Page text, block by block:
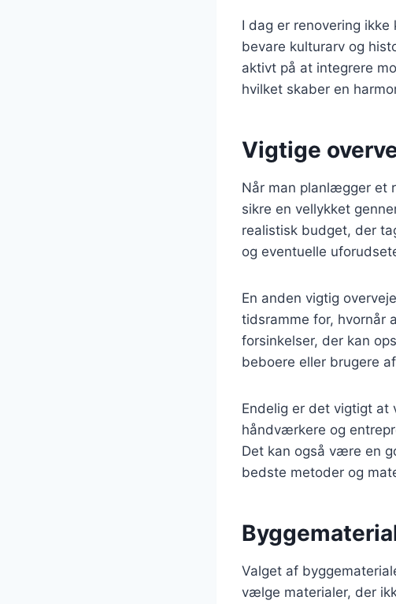
I dag er renovering
bevare kulturarv og
aktivt på at integrere
hvilket skaber en
Vigtige
Når man planlægger et
sikre en vellykket
realistisk budget, der
og eventuelle
En anden vigtig
tidsramme for, hvornår
forsinkelser, der kan
beboere eller brugere
Endelig er det vigtigt
håndværkere og
Det kan også være en
bedste metoder og
Valget af
vælge materialer, der